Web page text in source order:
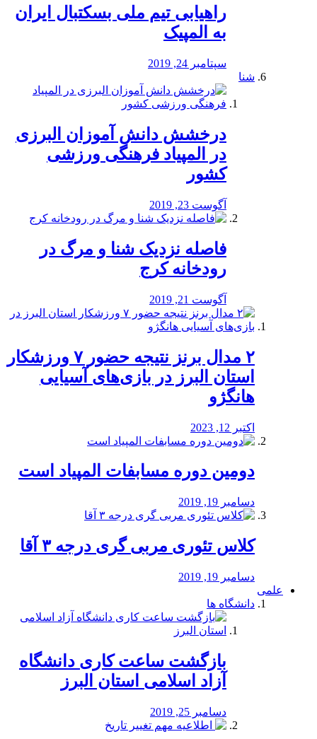
راهیابی تیم ملی بسکتبال ایران
به المپیک
سپتامبر 24, 2019
شنا
درخشش دانش آموزان البرزی
در المپیاد فرهنگی ورزشی
کشور
آگوست 23, 2019
️فاصله نزدیک شنا و مرگ در
رودخانه کرج
آگوست 21, 2019
۲ مدال برنز نتیجه حضور ۷ ورزشکار
استان البرز در بازی‌های آسیایی
هانگژو
اکتبر 12, 2023
دومین دوره مسابفات المپیاد است
دسامبر 19, 2019
کلاس تئوری مربی گری درجه ۳ آقا
دسامبر 19, 2019
علمی
دانشگاه ها
بازگشت ساعت کاری دانشگاه
آزاد اسلامی استان البرز
دسامبر 25, 2019